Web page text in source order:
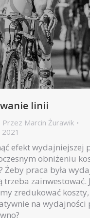
linii
Przez Marcin Żurawik
efekt wydajniejszej
obniżeniu
Żeby praca była
trzeba zainwestować.
zredukować
na wydajności